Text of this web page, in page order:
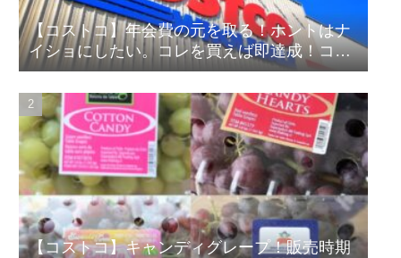
【コストコ】年会費の元を取る！ホントはナ
イショにしたい。コレを買えば即達成！コス
パ良しランキング！
【コストコ】キャンディグレープ！販売時期